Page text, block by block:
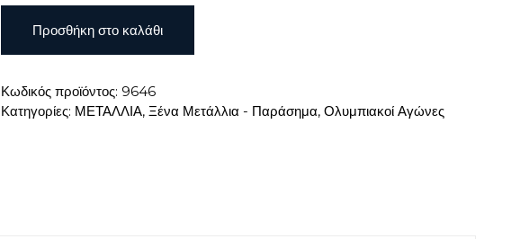
Σπάνιο
Χάλκινο
Επιτροπής
Ολυμπιακών
Προσθήκη στο καλάθι
Κωδικός προϊόντος: 9646
Κατηγορίες: ΜΕΤΑΛΛΙΑ, Ξένα Μετάλλια - Παράσημα, Ολυμπιακοί Αγώνες